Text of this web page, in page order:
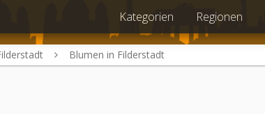
Kategorien Regionen
Blumen in Filderstadt